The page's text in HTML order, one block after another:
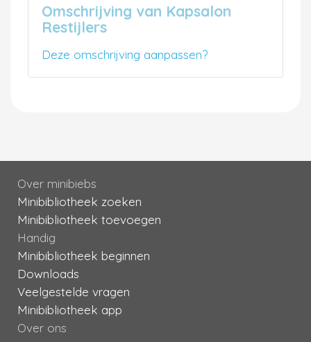
Omschrijving van Kapsalon
Restijlers
Deze omschrijving aanpassen?
Over minibiebs
Minibibliotheek zoeken
Minibibliotheek toevoegen
Handig
Minibibliotheek beginnen
Downloads
Veelgestelde vragen
Minibibliotheek app
Over ons